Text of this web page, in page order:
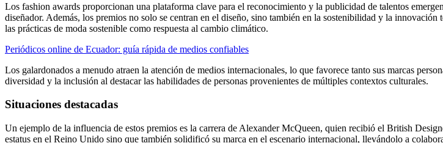
Los fashion awards proporcionan una plataforma clave para el reconocimiento y la publicidad de talentos
diseñador. Además, los premios no solo se centran en el diseño, sino también en la sostenibilidad y la
las prácticas de moda sostenible como respuesta al cambio climático.
Periódicos online de Ecuador: guía rápida de medios confiables
Los galardonados a menudo atraen la atención de medios internacionales, lo que favorece tanto sus marcas
diversidad y la inclusión al destacar las habilidades de personas provenientes de múltiples contextos culturales.
Situaciones destacadas
Un ejemplo de la influencia de estos premios es la carrera de Alexander McQueen, quien recibió el British
estatus en el Reino Unido sino que también solidificó su marca en el escenario internacional, llevándolo a